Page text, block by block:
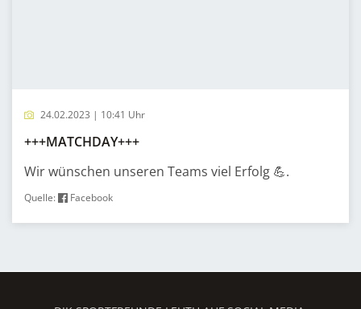
24.02.2023 | 10:41 Uhr
+++MATCHDAY+++
Wir wünschen unseren Teams viel Erfolg 💪.
Quelle: Facebook